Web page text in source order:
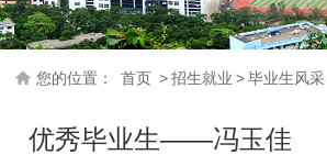
您的位置： 首页 > 招生就业 > 毕业生风采
优秀毕业生——冯玉佳